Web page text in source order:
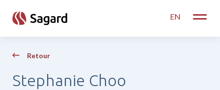
EN
Toggle
Retour
Stephanie Choo